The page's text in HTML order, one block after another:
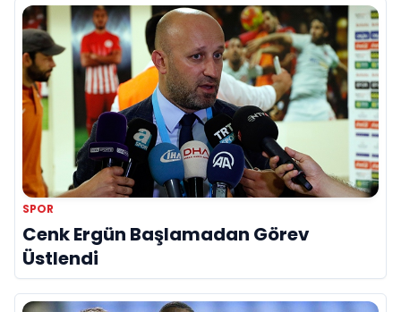
SPOR
Cenk Ergün Başlamadan Görev
Üstlendi